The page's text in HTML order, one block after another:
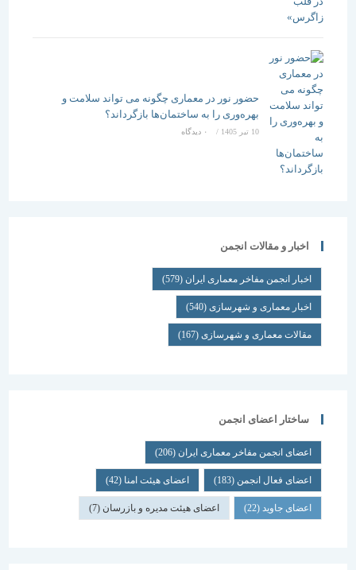
حضور نور در معماری چگونه می تواند سلامت و
بهره‌وری را به ساختمان‌ها بازگرداند؟
/ ۰ دیدگاه
اخبار و مقالات انجمن
اخبار انجمن مفاخر معماری ایران (579)
اخبار معماری و شهرسازی(540)
مقالات معماری و شهرسازی(167)
ساختار اعضای انجمن
اعضای انجمن مفاخر معماری ایران (206)
اعضای فعال انجمن(183) اعضای هیئت امنا(42)
اعضای جاوید(22) اعضای هیئت مدیره و بازرسان(7)